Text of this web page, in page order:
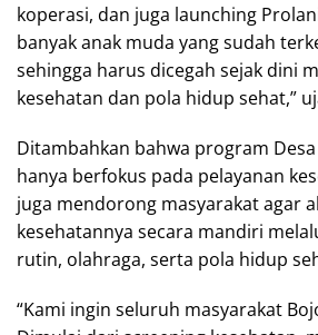
koperasi, dan juga launching
banyak anak muda yang sudah
sehingga harus dicegah sejak dini
kesehatan dan pola hidup sehat,”
Ditambahkan bahwa program Desa
hanya berfokus pada pelayanan
juga mendorong masyarakat agar
kesehatannya secara mandiri
rutin, olahraga, serta pola hidup
“Kami ingin seluruh masyarakat